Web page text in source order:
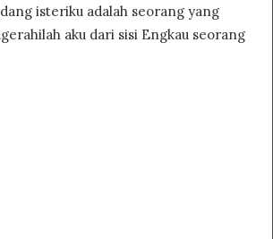
isteriku adalah seorang yang
aku dari sisi Engkau seorang